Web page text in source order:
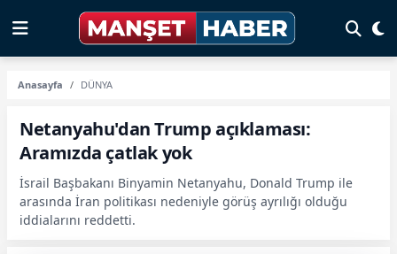
Anasayfa DÜNYA
Netanyahu'dan Trump açıklaması:
Aramızda çatlak yok
İsrail Başbakanı Binyamin Netanyahu, Donald Trump ile
arasında İran politikası nedeniyle görüş ayrılığı olduğu
iddialarını reddetti.